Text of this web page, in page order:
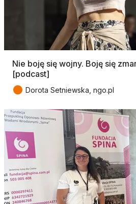
Nie boję się wojny. Boję się
[podcast]
● Dorota Setniewska, ngo.pl